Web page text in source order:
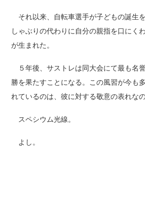
それ以来、自転車選手が子どもの誕生
しゃぶりの代わりに自分の親指を口にく
が生まれた。
５年後、サストレは同大会にて最も名
勝を果たすことになる。この風習が今も
れているのは、彼に対する敬意の表れな
スペシウム光線。
よし。